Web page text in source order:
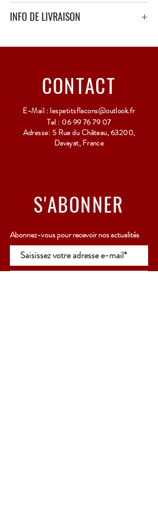
INFO DE LIVRAISON
polystyrène.
CONTACT
E-Mail :lespetitsflacons@outlook.fr
Tel : 06 99 76 79 07
Adresse: 5 Rue du Château, 63200,
Davayat, France
S'ABONNER
Abonnez-vous pour recevoir nos actualités